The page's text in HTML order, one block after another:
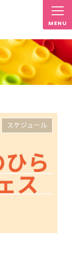
スケジュール